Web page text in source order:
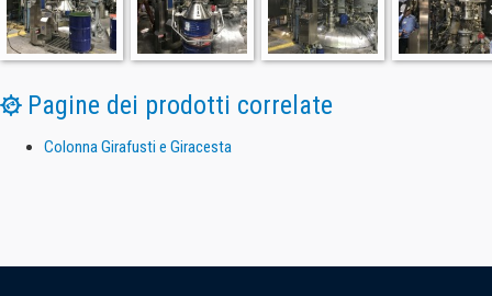
Pagine dei prodotti correlate
Colonna Girafusti e Giracesta